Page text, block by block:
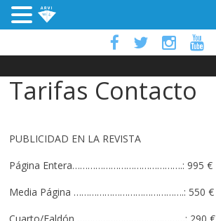
Tarifas Contacto
PUBLICIDAD EN LA REVISTA
Página Entera…………………………………….: 995 €
Media Página …………………………………….: 550 €